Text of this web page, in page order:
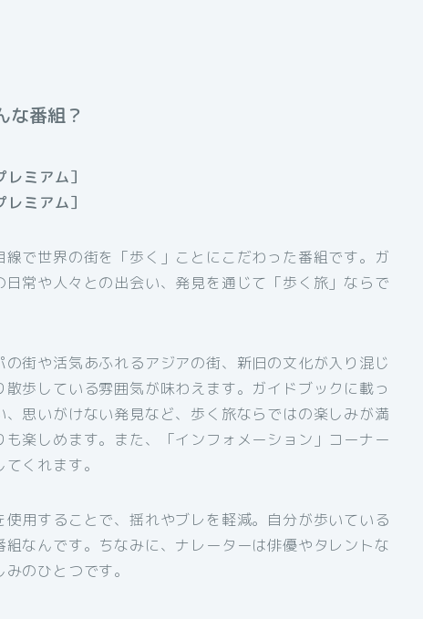
な番組？
ミアム］
ミアム］
線で世界の街を「歩く」ことにこだわった番組です。ガ
常や人々との出会い、発見を通じて「歩く旅」ならで
街や活気あふれるアジアの街、新旧の文化が入り混じ
歩している雰囲気が味わえます。ガイドブックに載っ
思いがけない発見など、歩く旅ならではの楽しみが満
楽しめます。また、「インフォメーション」コーナー
くれます。
用することで、揺れやブレを軽減。自分が歩いている
なんです。ちなみに、ナレーターは俳優やタレントな
のひとつです。